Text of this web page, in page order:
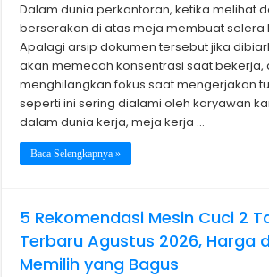
Dalam dunia perkantoran, ketika melihat
berserakan di atas meja membuat selera
Apalagi arsip dokumen tersebut jika
akan memecah konsentrasi saat bekerja,
menghilangkan fokus saat mengerjakan
seperti ini sering dialami oleh karyawan
dalam dunia kerja, meja kerja …
Baca Selengkapnya »
5 Rekomendasi Mesin Cuci 2
Terbaru Agustus 2026, Harga
Memilih yang Bagus